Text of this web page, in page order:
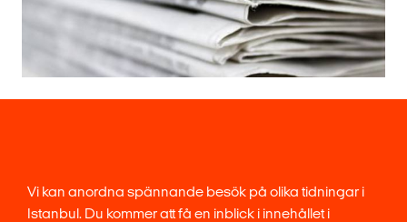
Vi kan anordna spännande besök på olika tidningar i
Istanbul. Du kommer att få en inblick i innehållet i